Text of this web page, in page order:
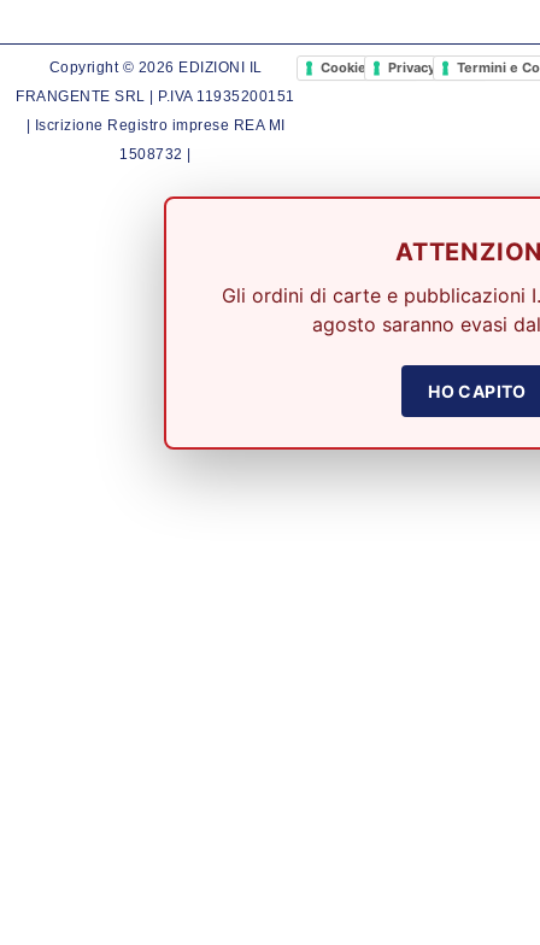
Copyright © 2026 EDIZIONI IL
FRANGENTE SRL | P.IVA 11935200151
| Iscrizione Registro imprese REA MI
1508732 |
Cookie PolicyPrivacy PolicyTermini e
Gli ordini di carte e pubblicazioni
agosto saranno evasi
HO CAPITO